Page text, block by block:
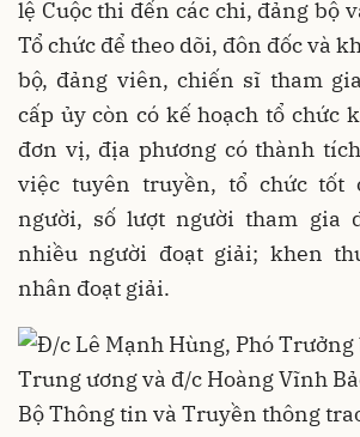
lệ Cuộc thi đến các chi, đảng bộ
Tổ chức để theo dõi, đôn đốc và
bộ, đảng viên, chiến sĩ tham
cấp ủy còn có kế hoạch tổ chức
đơn vị, địa phương có thành
việc tuyên truyền, tổ chức tốt
người, số lượt người tham gia
nhiều người đoạt giải; khen
nhân đoạt giải.